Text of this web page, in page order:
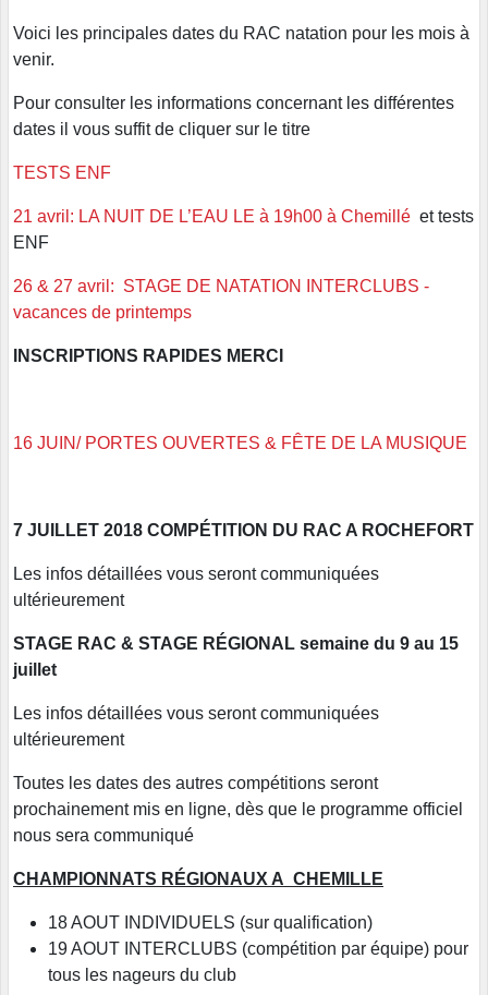
Voici les principales dates du RAC natation pour les mois à
venir.
Pour consulter les informations concernant les différentes
dates il vous suffit de cliquer sur le titre
TESTS ENF
21 avril: LA NUIT DE L’EAU LE à 19h00 à Chemillé et tests
ENF
26 & 27 avril: STAGE DE NATATION INTERCLUBS -
vacances de printemps
INSCRIPTIONS RAPIDES MERCI
16 JUIN/ PORTES OUVERTES & FÊTE DE LA MUSIQUE
7 JUILLET 2018 COMPÉTITION DU RAC A ROCHEFORT
Les infos détaillées vous seront communiquées
ultérieurement
STAGE RAC & STAGE RÉGIONAL semaine du 9 au 15
juillet
Les infos détaillées vous seront communiquées
ultérieurement
Toutes les dates des autres compétitions seront
prochainement mis en ligne, dès que le programme officiel
nous sera communiqué
CHAMPIONNATS RÉGIONAUX A CHEMILLE
18 AOUT INDIVIDUELS (sur qualification)
19 AOUT INTERCLUBS (compétition par équipe) pour
tous les nageurs du club